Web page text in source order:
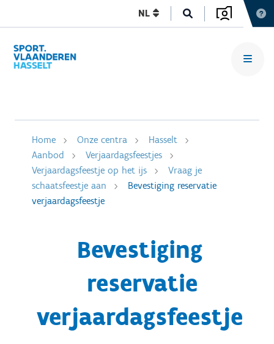
NL
Home Onze centra
Hasselt
Aanbod
Verjaardagsfeestjes
Verjaardagsfeestje op het ijs
Vraag je
schaatsfeestje aan
Bevestiging reservatie
verjaardagsfeestje
Bevestiging
reservatie
verjaardagsfeestje